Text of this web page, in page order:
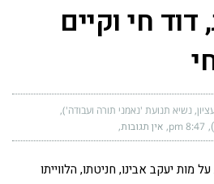
חי וקיים
נשיא תנועת 'נאמני תורה ועבודה')
8:47 pm אין תגובות
יעקב אבינו, חניטתו, הלווייתו